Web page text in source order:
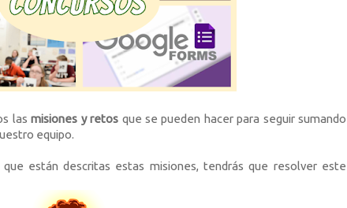
lasmisiones y retos que se pueden hacer para seguir sumando
equipo.
están descritas estas misiones, tendrás que resolver este